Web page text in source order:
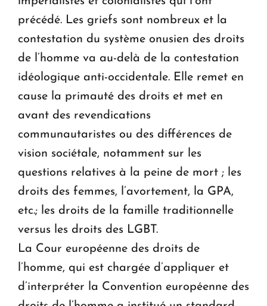
précédé. Les griefs sont nombreux et la
contestation du système onusien des droits
de l’homme va au-delà de la contestation
idéologique anti-occidentale. Elle remet en
cause la primauté des droits et met en
avant des revendications
communautaristes ou des différences de
vision sociétale, notamment sur les
questions relatives à la peine de mort ; les
droits des femmes, l’avortement, la GPA,
etc.; les droits de la famille traditionnelle
versus les droits des LGBT.
La Cour européenne des droits de
l’homme, qui est chargée d’appliquer et
d’interpréter la Convention européenne des